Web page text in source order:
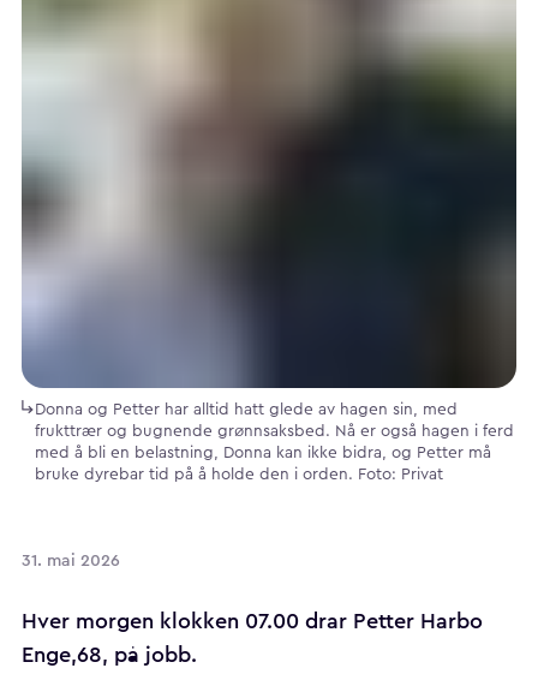
Donna og Petter har alltid hatt glede av hagen sin, med
frukttrær og bugnende grønnsaksbed. Nå er også hagen i ferd
med å bli en belastning, Donna kan ikke bidra, og Petter må
bruke dyrebar tid på å holde den i orden. Foto: Privat
31. mai 2026
Hver morgen klokken 07.00 drar Petter Harbo
Enge,68, på jobb.